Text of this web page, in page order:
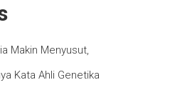
Makin Menyusut,
Kata Ahli Genetika